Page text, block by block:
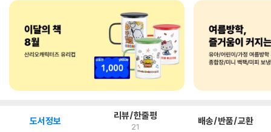
도서정보 리뷰/한줄평
21 배송/반품/교환